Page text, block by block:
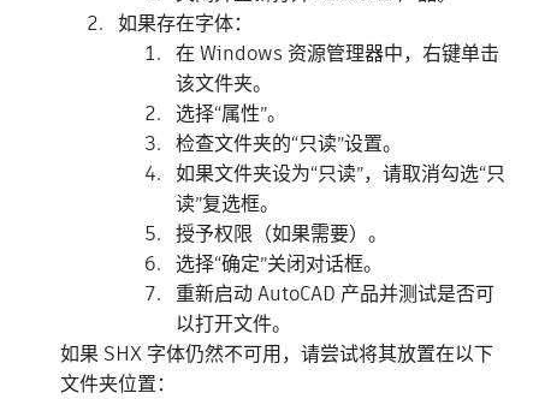
如果存在字体：
在 Windows 资源管理器中，右键单击
该文件夹。
选择“属性”。
检查文件夹的“只读”设置。
如果文件夹设为“只读”，请取消勾选“只
读”复选框。
授予权限（如果需要）。
选择“确定”关闭对话框。
重新启动 AutoCAD 产品并测试是否可
以打开文件。
如果 SHX 字体仍然不可用，请尝试将其放置在以下
文件夹位置：